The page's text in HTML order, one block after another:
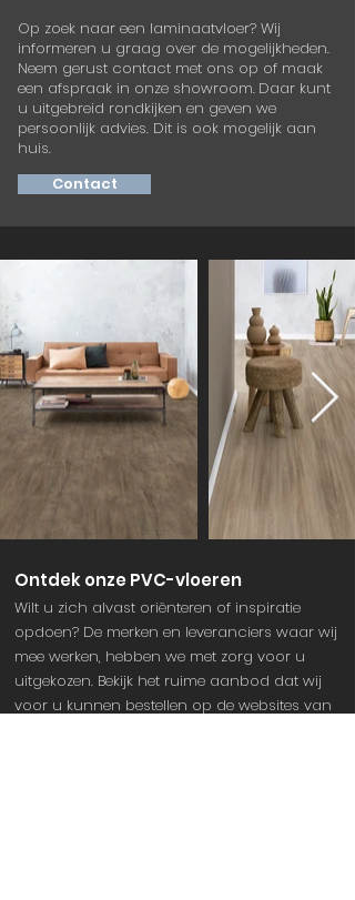
Op zoek naar een laminaatvloer? Wij
informeren u graag over de mogelijkheden.
Neem gerust contact met ons op of maak
een afspraak in onze showroom. Daar kunt
u uitgebreid rondkijken en geven we
persoonlijk advies. Dit is ook mogelijk aan
huis.
Contact
Wilt u zich alvast oriënteren of inspiratie
opdoen? De merken en leveranciers waar wij
mee werken, hebben we met zorg voor u
uitgekozen. Bekijk het ruime aanbod dat wij
voor u kunnen bestellen op de websites van
Ontdek onze PVC-vloeren